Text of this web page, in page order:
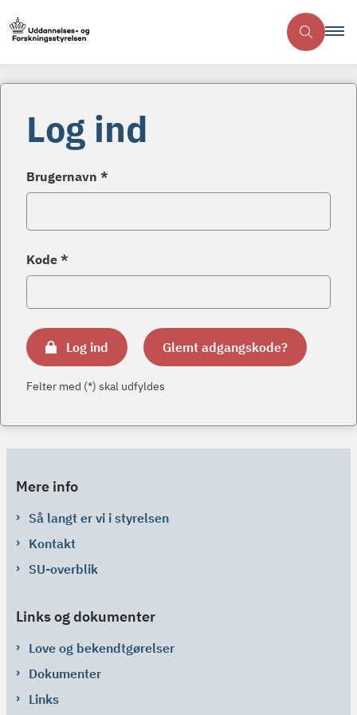
Log ind
Brugernavn *
Kode *
Log ind Glemt adgangskode?
Felter med (*) skal udfyldes
Mere info
Så langt er vi i styrelsen
Kontakt
SU-overblik
Links og dokumenter
Love og bekendtgørelser
Dokumenter
Links